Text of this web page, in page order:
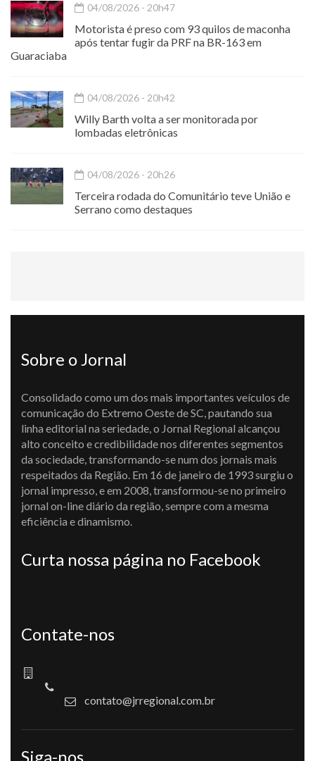
04/08/2026 - 20h47
Motorista é preso com 93 quilos de maconha
após tentar fugir da PRF na BR-163 em
Guaraciaba
04/08/2026 - 20h42
Willy Barth volta a ser monitorada por
lombadas eletrônicas
04/08/2026 - 20h26
Terceira rodada do Comunitário teve União e
Serrano como destaques
Sobre o Jornal
Consolidado como um dos mais importantes veículos de
comunicação do Extremo Oeste de SC, pautando sua
linha editorial na seriedade, o Jornal Regional alcançou
alto conceito e credibilidade nos diferentes segmentos
da sociedade, transformando-se num dos jornais mais
respeitados da Região. Em 16 de janeiro de 1993 surgiu o
jornal impresso, e em 2008, transformou-se no primeiro
jornal on-line diário da região, sempre com a mesma
eficiência e dinamismo.
Curta nossa página no Facebook
Contate-nos
contato@jrregional.com.br
Siga-nos